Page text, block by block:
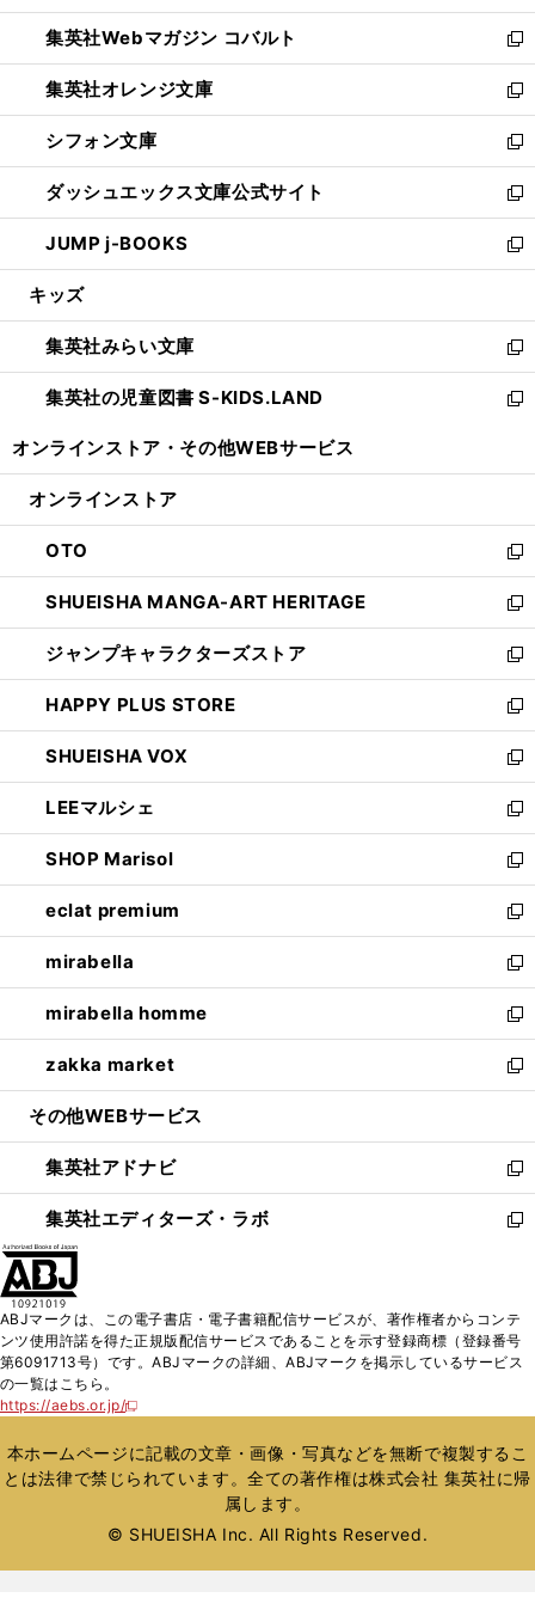
開
く
ウ
で
開
く
ン
ド
ウ
で
開
く
ウ
ィ
ン
ド
ウ
で
開
く
集英社Webマガジン コバルト
新
し
い
ウ
ィ
ン
ド
ウ
で
開
集英社オレンジ文庫
新
し
い
ウ
ィ
ン
ド
ウ
開
く
シフォン文庫
新
し
い
ウ
ィ
ン
ウ
で
開
く
ダッシュエックス文庫公式サイト
新
し
い
ウ
ン
ド
ウ
で
JUMP j-BOOKS
新
し
ウ
ィ
ン
ド
開
キッズ
集英社みらい文庫
新
し
い
ン
ウ
で
開
く
集英社の児童図書 S-KIDS.LAND
新
ウ
ン
ド
ウ
で
開
く
オンラインストア・ その他WEBサービス
オンラインストア
OTO
新
し
い
ウ
ィ
ン
ド
ウ
で
開
く
SHUEISHA MANGA-ART HERITAGE
新
し
い
ウ
ィ
ン
ド
ウ
で
開
く
ジャンプキャラクターズストア
新
し
い
ウ
ィ
ン
ド
ウ
で
開
く
HAPPY PLUS STORE
新
し
い
ウ
ィ
ン
ド
ウ
で
開
く
SHUEISHA VOX
新
し
い
ウ
ィ
ン
ド
ウ
で
開
く
LEEマルシェ
新
し
い
ウ
ィ
ン
ド
ウ
で
開
く
SHOP Marisol
新
し
い
ウ
ィ
ン
ド
ウ
で
開
eclat premium
新
し
い
ウ
ィ
ン
ド
ウ
開
く
mirabella
新
し
い
ウ
ィ
ン
ウ
で
開
く
mirabella homme
新
し
い
ウ
ン
ド
ウ
で
zakka market
新
し
ウ
ィ
ン
ド
く
その他WEBサービス
集英社アドナビ
新
し
い
ド
ウ
で
集英社エディターズ・ラボ
新
ィ
ン
ド
開
く
ABJマークは、この電子書店・電子書籍配信サービスが、著作権者からコンテ
ンツ使用許諾を得た正規版配信サービスであることを示す登録商標（登録番号
第6091713号）です。ABJマークの詳細、ABJマークを掲示しているサービス
の一覧はこちら。
https://aebs.or.jp/
新
い
ウ
ィ
ウ
本ホームページに記載の文章・画像・写真などを無断で複製するこ
とは法律で禁じられています。全ての著作権は株式会社 集英社に帰
属します。
© SHUEISHA Inc. All Rights Reserved.